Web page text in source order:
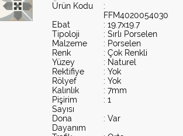
Ürün Kodu
:
FFM4020054030
Ebat
: 19.7x19.7
Tipoloji
: Sırlı Porselen
Malzeme
: Porselen
Renk
: Çok Renkli
Yüzey
: Naturel
Rektifiye
: Yok
Rölyef
: Yok
Kalınlık
: 7mm
Pişirim
Sayısı
: 1
Dona
Dayanım
: Var